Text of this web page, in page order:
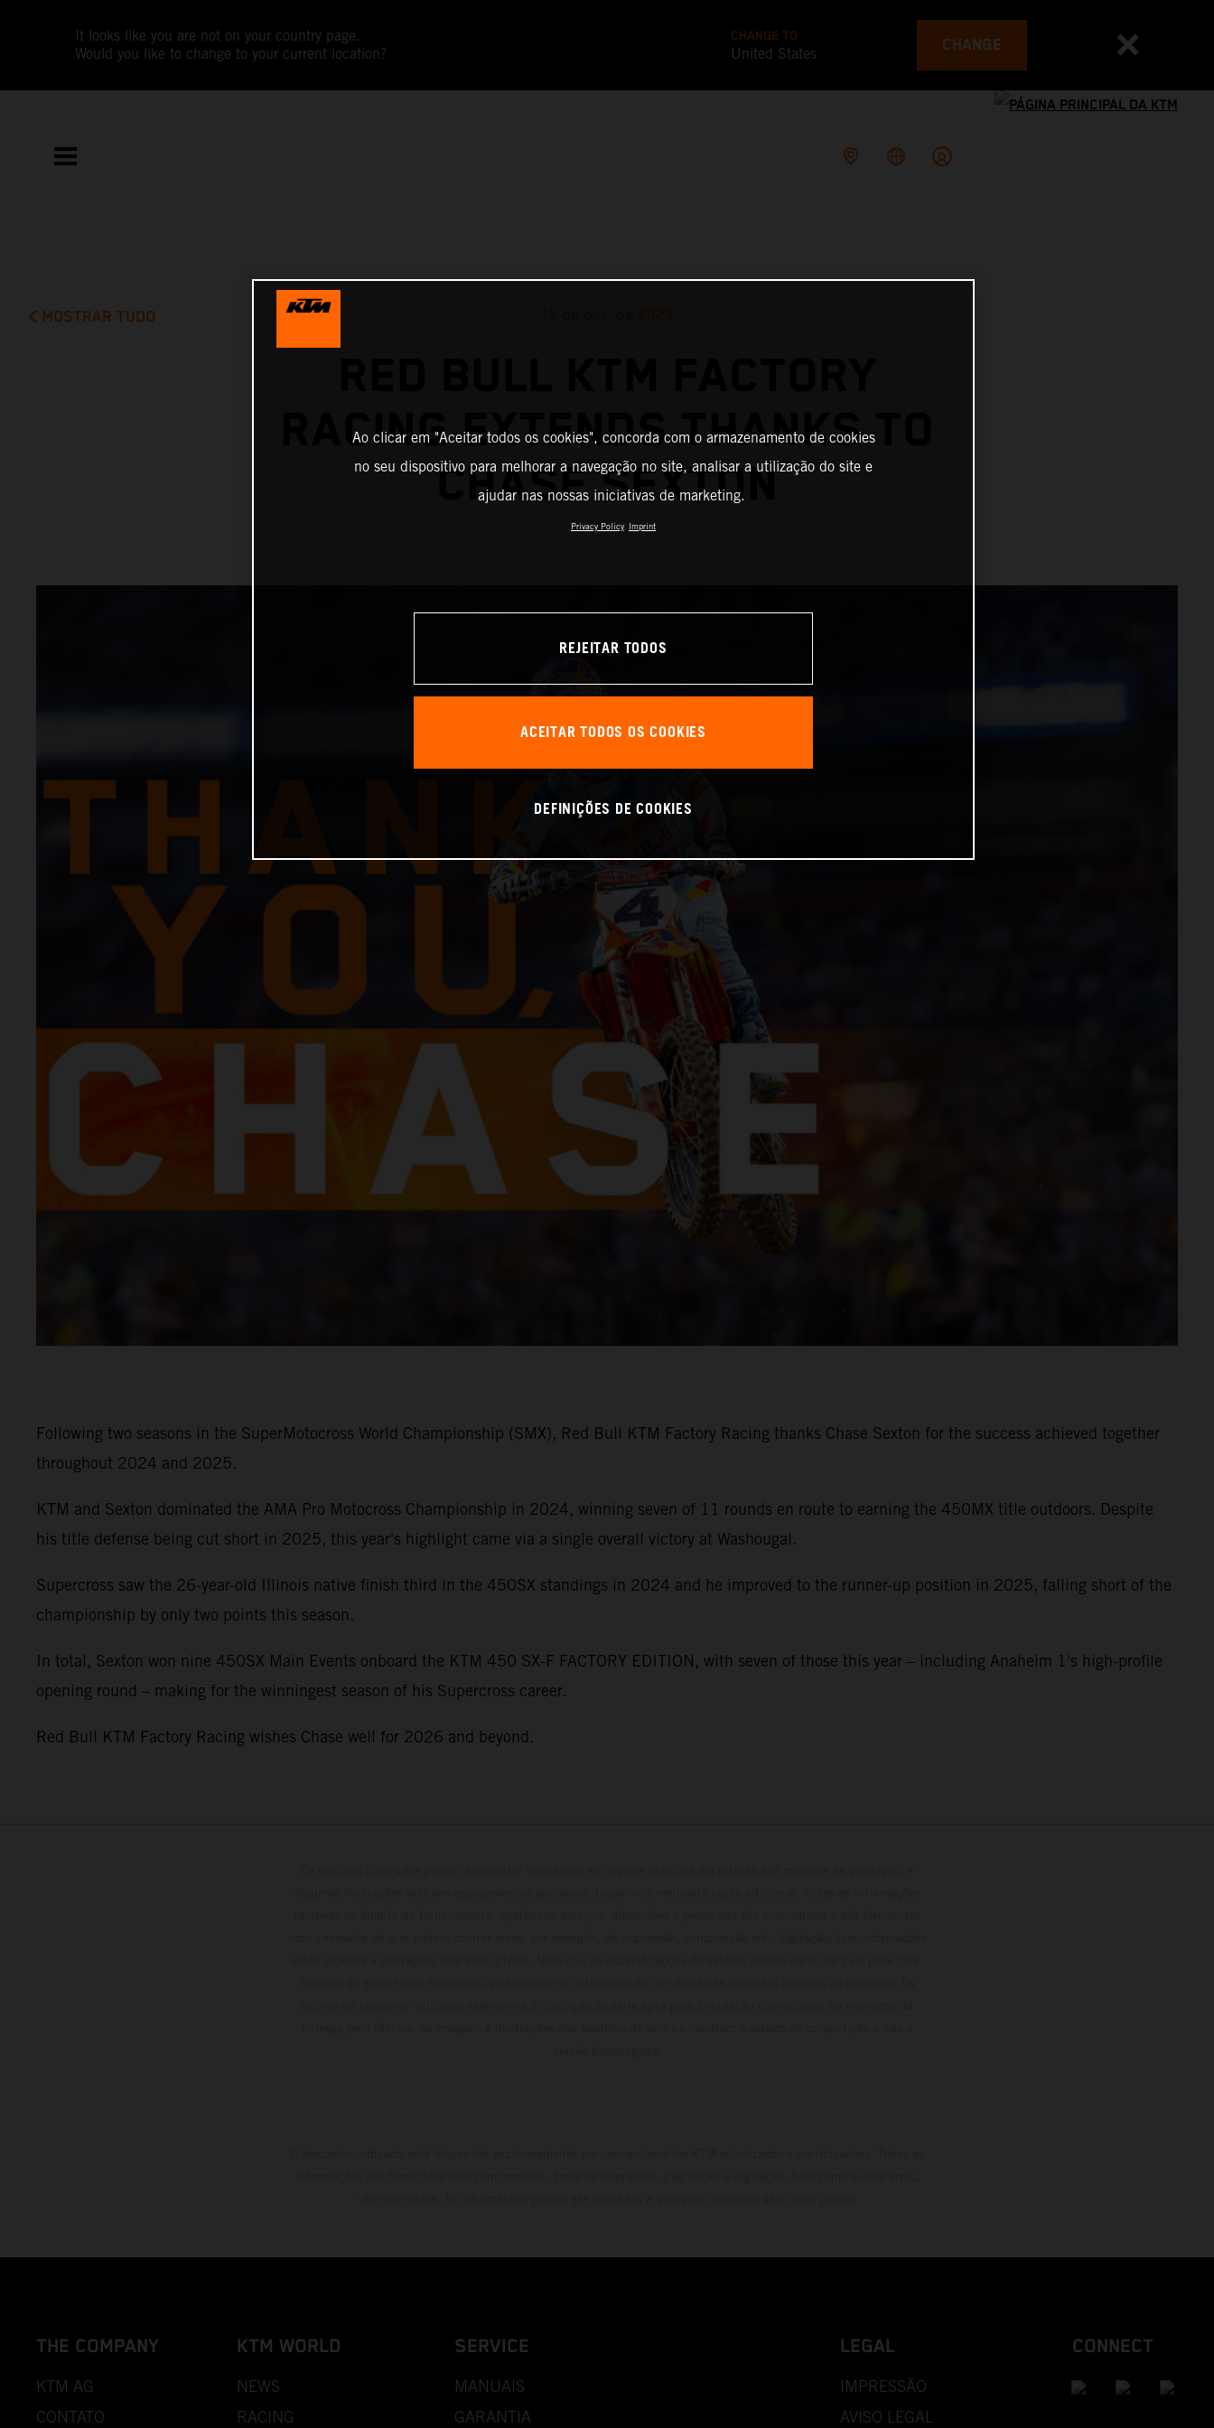
It looks like you are not on your country page.
Would you like to change to your current location?
CHANGE TO
United States CHANGE
MOSTRAR TUDO
RACING EXTENDS THANKS TO
CHASE SEXTON
Following two seasons in the SuperMotocross World Championship (SMX), Red Bull KTM Factory Racing thanks Chase Sexton for the success achieved together
throughout 2024 and 2025.
KTM and Sexton dominated the AMA Pro Motocross Championship in 2024, winning seven of 11 rounds en route to earning the 450MX title outdoors. Despite
his title defense being cut short in 2025, this year's highlight came via a single overall victory at Washougal.
Supercross saw the 26-year-old Illinois native finish third in the 450SX standings in 2024 and he improved to the runner-up position in 2025, falling short of the
championship by only two points this season.
In total, Sexton won nine 450SX Main Events onboard the KTM 450 SX-F FACTORY EDITION, with seven of those this year – including Anaheim 1's high-profile
opening round – making for the winningest season of his Supercross career.
Red Bull KTM Factory Racing wishes Chase well for 2026 and beyond.
THE COMPANY
KTM AG
CONTATO
KTM WORLD
NEWS
RACING
SERVICE
MANUAIS
GARANTIA
LEGAL
IMPRESSÃO
AVISO LEGAL
CONNECT
Ao clicar em "Aceitar todos os cookies", concorda com o armazenamento de cookies
no seu dispositivo para melhorar a navegação no site, analisar a utilização do site e
ajudar nas nossas iniciativas de marketing.
Privacy Policy Imprint
REJEITAR TODOS
ACEITAR TODOS OS COOKIES
DEFINIÇÕES DE COOKIES